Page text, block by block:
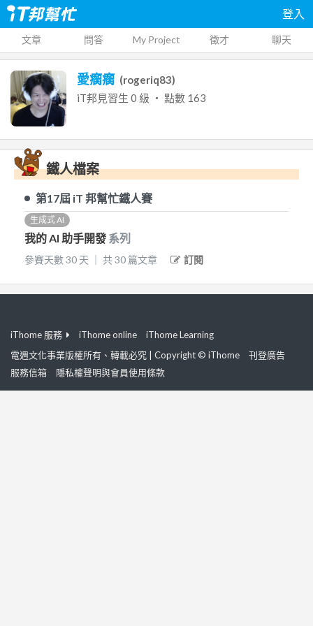
登入
文章 問答 My Project 徵才 聊天
愛瘸瘸 (rogeriq83)
iT邦見習生 0 級 ‧ 點數 163
鐵人檔案
第17屆 iT 邦幫忙鐵人賽
生成式 AI
我的 AI 助手開發 系列
參賽天數30 天 共30 篇文章 訂閱
iThome 服務 iThome online
iThome Learning
電週文化事業版權所有、轉載必究 | Copyright © iThome
刊登廣告
服務信箱
隱私權聲明與會員使用條款